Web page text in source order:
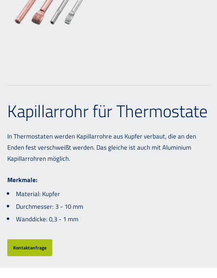
Kapillarrohr für Thermostate
In Thermostaten werden Kapillarrohre aus Kupfer verbaut, die an den
Enden fest verschweißt werden. Das gleiche ist auch mit Aluminium
Kapillarrohren möglich.
Merkmale:
Material: Kupfer
Durchmesser: 3 - 10 mm
Wanddicke: 0,3 - 1 mm
Kontaktanfrage